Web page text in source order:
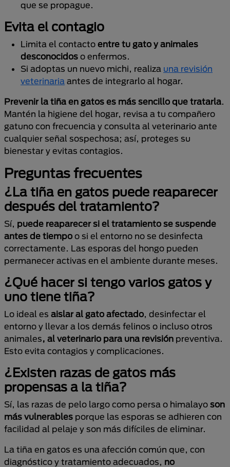
que se propague.
Evita el contagio
Limita el contacto entre tu gato y animales
desconocidos o enfermos.
Si adoptas un nuevo michi, realiza una revisión
veterinaria antes de integrarlo al hogar.
Prevenir la tiña en gatos es más sencillo que tratarla.
Mantén la higiene del hogar, revisa a tu compañero
gatuno con frecuencia y consulta al veterinario ante
cualquier señal sospechosa; así, proteges su
bienestar y evitas contagios.
Preguntas frecuentes
¿La tiña en gatos puede reaparecer
después del tratamiento?
Sí, puede reaparecer si el tratamiento se suspende
antes de tiempo o si el entorno no se desinfecta
correctamente. Las esporas del hongo pueden
permanecer activas en el ambiente durante meses.
¿Qué hacer si tengo varios gatos y
uno tiene tiña?
Lo ideal es aislar al gato afectado, desinfectar el
entorno y llevar a los demás felinos o incluso otros
animales, al veterinario para una revisión preventiva.
Esto evita contagios y complicaciones.
¿Existen razas de gatos más
propensas a la tiña?
Sí, las razas de pelo largo como persa o himalayo son
más vulnerables porque las esporas se adhieren con
facilidad al pelaje y son más difíciles de eliminar.
La tiña en gatos es una afección común que, con
diagnóstico y tratamiento adecuados, no